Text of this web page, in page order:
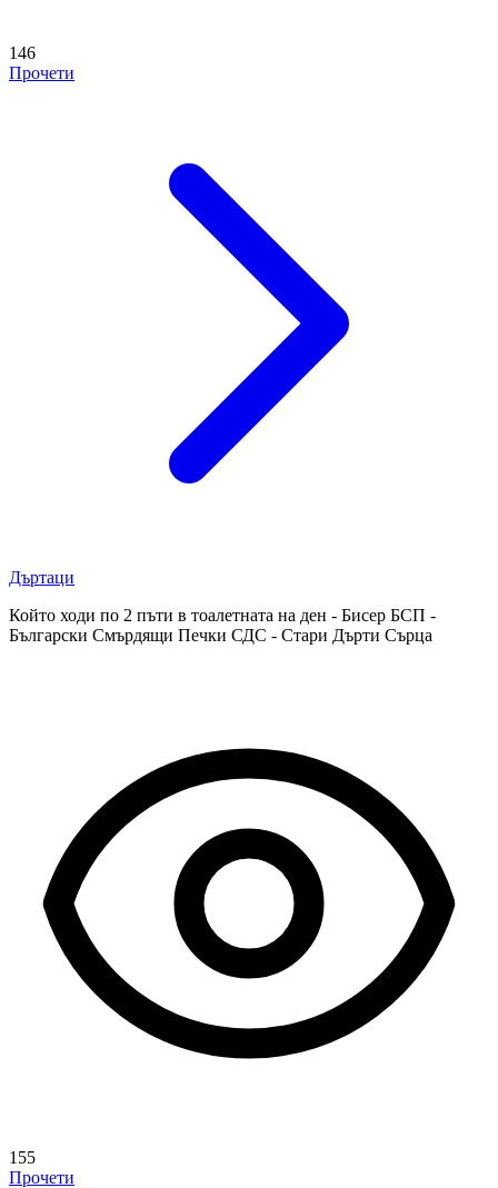
146
Прочети
Дъртаци
Който ходи по 2 пъти в тоалетната на ден - Бисер БСП -
Български Смърдящи Печки СДС - Стари Дърти Сърца
155
Прочети